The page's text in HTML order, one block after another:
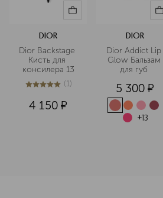
DIOR
Dior Backstage
Кисть для
консилера 13
5из 51 (1)
4 150 ¤
DIOR
Dior Addict Lip
Glow Бальзам
5 300 ¤
+13